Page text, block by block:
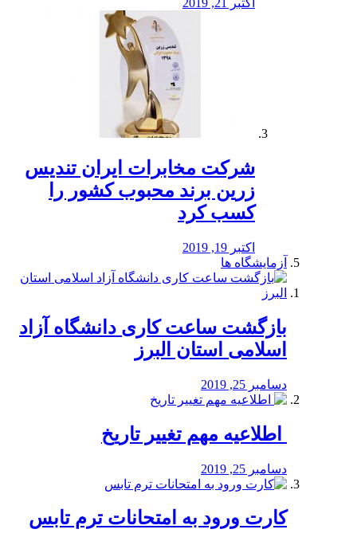
اکتبر 21, 2019
شرکت مخابرات ایران تندیس
زرین برند محبوب کشور را
کسب کرد
اکتبر 19, 2019
آزمایشگاه ها
بازگشت ساعت کاری دانشگاه آزاد
اسلامی استان البرز
دسامبر 25, 2019
️ اطلاعیه مهم تغییر تاریخ
دسامبر 25, 2019
کارت ورود به امتحانات ترم تابس